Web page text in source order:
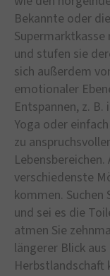
Bekannte oder
Supermarktkasse
und stufen sie
sich außerdem
emotionaler
Entspannen, z.
Yoga oder
zu
verschiedenste
kommen. Suchen
und sei es die
atmen Sie
längerer Blick
Herbstlandschaft